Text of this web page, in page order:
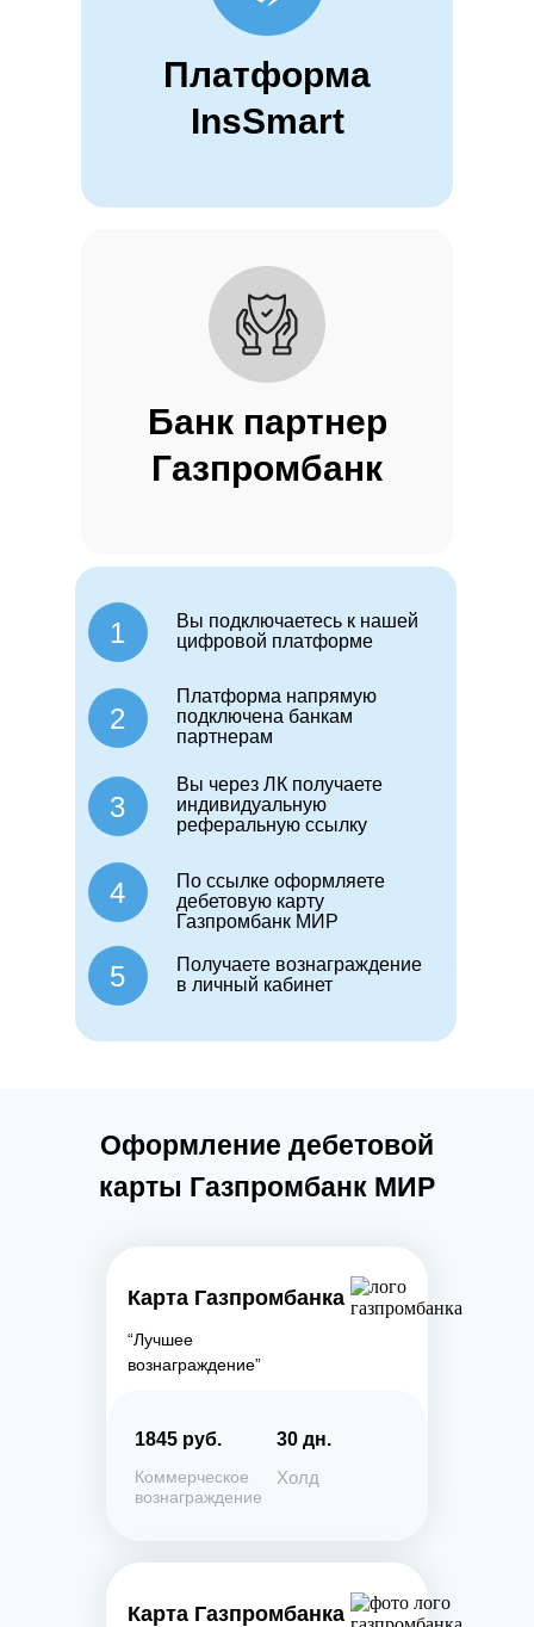
Платформа
InsSmart
Банк партнер
Газпромбанк
1
Вы подключаетесь к нашей
цифровой платформе
2
Платформа напрямую
подключена банкам
партнерам
3
Вы через ЛК получаете
индивидуальную
реферальную ссылку
4
По ссылке оформляете
дебетовую карту
Газпромбанк МИР
5
Получаете вознаграждение
в личный кабинет
Оформление дебетовой
карты Газпромбанк МИР
Карта Газпромбанка
“Лучшее
вознаграждение”
1845 руб.
Коммерческое
вознаграждение
30 дн.
Холд
Карта Газпромбанка